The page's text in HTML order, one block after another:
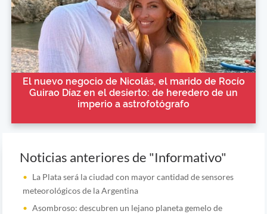
El nuevo negocio de Nicolás, el marido de Rocío
Guirao Díaz en el desierto: de heredero de un
imperio a astrofotógrafo
Noticias anteriores de "Informativo"
La Plata será la ciudad con mayor cantidad de sensores
meteorológicos de la Argentina
Asombroso: descubren un lejano planeta gemelo de